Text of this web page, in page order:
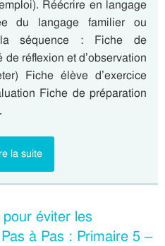
Réécrire en langage
du langage familier ou
séquence : Fiche de
réflexion et d’observation
Fiche élève d’exercice
Fiche de préparation
la suite
éviter les
à Pas : Primaire 5 –